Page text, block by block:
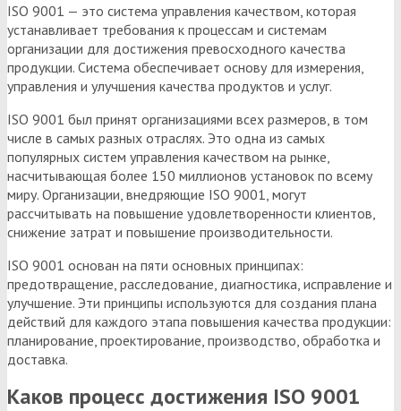
ISO 9001 — это система управления качеством, которая
устанавливает требования к процессам и системам
организации для достижения превосходного качества
продукции. Система обеспечивает основу для измерения,
управления и улучшения качества продуктов и услуг.
ISO 9001 был принят организациями всех размеров, в том
числе в самых разных отраслях. Это одна из самых
популярных систем управления качеством на рынке,
насчитывающая более 150 миллионов установок по всему
миру. Организации, внедряющие ISO 9001, могут
рассчитывать на повышение удовлетворенности клиентов,
снижение затрат и повышение производительности.
ISO 9001 основан на пяти основных принципах:
предотвращение, расследование, диагностика, исправление и
улучшение. Эти принципы используются для создания плана
действий для каждого этапа повышения качества продукции:
планирование, проектирование, производство, обработка и
доставка.
Каков процесс достижения ISO 9001